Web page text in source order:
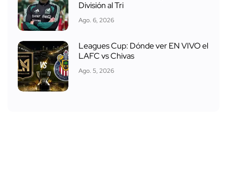
División al Tri
Ago. 6, 2026
Leagues Cup: Dónde ver EN VIVO el
LAFC vs Chivas
Ago. 5, 2026